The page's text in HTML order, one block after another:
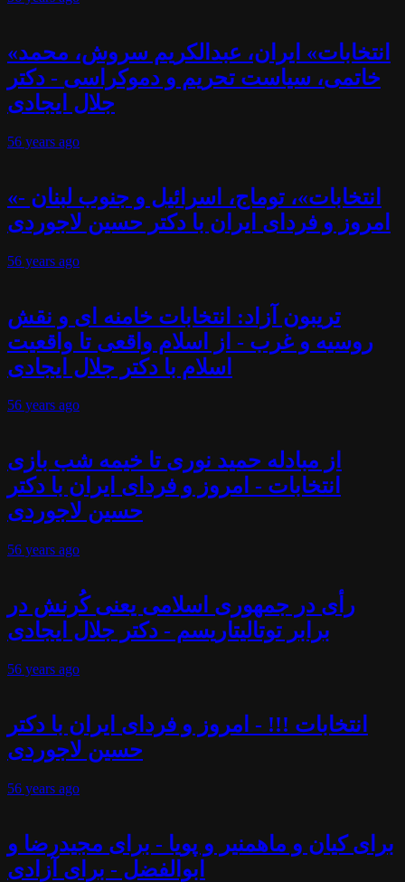
«انتخابات» ایران، عبدالکریم سروش، محمد
خاتمی، سیاست تحریم و دموکراسی - دکتر
جلال ایجادی
56 years ago
«انتخابات»، توماج، اسرائیل و جنوب لبنان -
امروز و فردای ایران با دکتر حسین لاجوردی
56 years ago
تریبون آزاد: انتخابات خامنه ای و نقش
روسیه و غرب - از اسلام واقعی تا واقعیت
اسلام با دکتر جلال ایجادی
56 years ago
از مبادله حمید نوری تا خیمه شب بازی
انتخابات - امروز و فردای ایران با دکتر
حسین لاجوردی
56 years ago
رأی در جمهوری اسلامی یعنی کُرنش در
برابر توتالیتاریسم - دکتر جلال ایجادی
56 years ago
انتخابات !!! - امروز و فردای ایران با دکتر
حسین لاجوردی
56 years ago
برای کیان و ماهمنیر و پویا - برای مجیدرضا و
ابوالفضل - برای آزادی